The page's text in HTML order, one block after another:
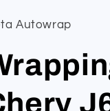
Autowrap